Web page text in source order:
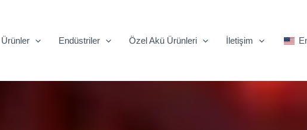
Ürünler Endüstriler Özel Akü Ürünleri İletişim